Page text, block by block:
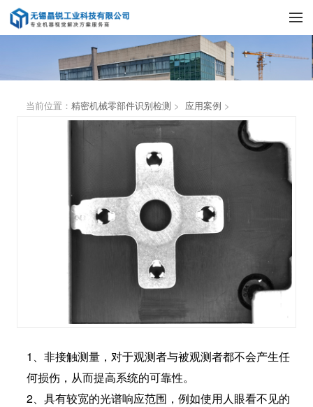
当前位置： 精密机械零部件识别检测 > 应用案例 >
1、非接触测量，对于观测者与被观测者都不会产生任
何损伤，从而提高系统的可靠性。
2、具有较宽的光谱响应范围，例如使用人眼看不见的